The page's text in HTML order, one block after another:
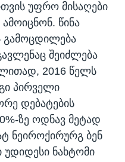
უფრო მისაღები
წინა
გამოცდილება
შეიძლება
2016 წელს
პირველი
დებატების
ზე ოდნავ მეტად
ნეიროქირურგ ბენ
უდიდესი ნახტომი